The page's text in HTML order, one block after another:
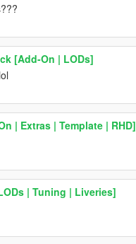
[Add-On | LODs]
| Extras | Template | RHD]
| Tuning | Liveries]